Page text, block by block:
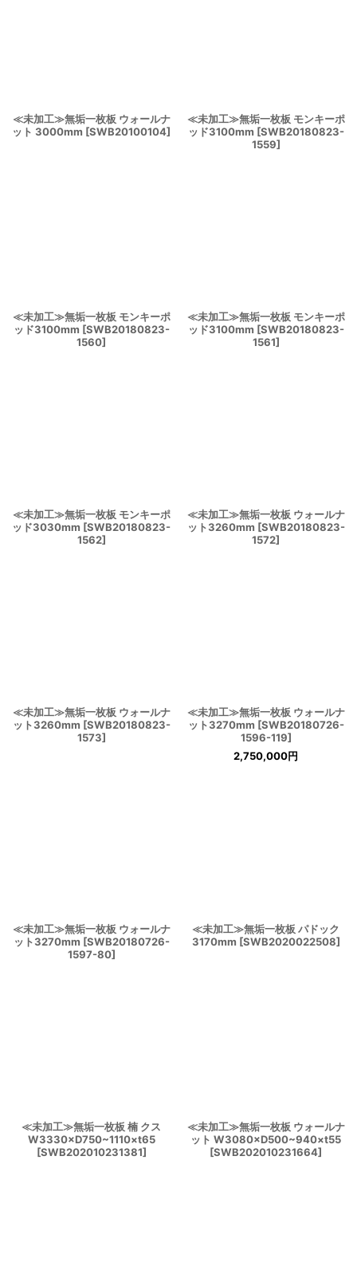
≪未加工≫無垢一枚板 ウォールナ
ット 3000mm [SWB20100104]
≪未加工≫無垢一枚板 モンキーポ
ッド3100mm [SWB20180823-
1559]
≪未加工≫無垢一枚板 モンキーポ
ッド3100mm [SWB20180823-
1560]
≪未加工≫無垢一枚板 モンキーポ
ッド3100mm [SWB20180823-
1561]
≪未加工≫無垢一枚板 モンキーポ
ッド3030mm [SWB20180823-
1562]
≪未加工≫無垢一枚板 ウォールナ
ット3260mm [SWB20180823-
1572]
≪未加工≫無垢一枚板 ウォールナ
ット3260mm [SWB20180823-
1573]
≪未加工≫無垢一枚板 ウォールナ
ット3270mm [SWB20180726-
1596-119]
2,750,000円
≪未加工≫無垢一枚板 ウォールナ
ット3270mm [SWB20180726-
1597-80]
≪未加工≫無垢一枚板 パドック
3170mm [SWB2020022508]
≪未加工≫無垢一枚板 楠 クス
W3330×D750~1110×t65
[SWB202010231381]
≪未加工≫無垢一枚板 ウォールナ
ット W3080×D500~940×t55
[SWB202010231664]